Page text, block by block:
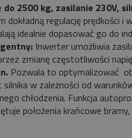
do 2500 kg, zasilanie 230V,
dokładną regulację prędkości
idealnie dopasować go do
Inwerter umożliwia
zmianę częstotliwości
Pozwala to optymalizować
silnika w zależności od
chłodzenia. Funkcja
położenia krańcowe